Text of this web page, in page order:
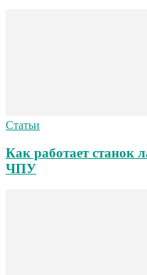
Статьи
Как работает станок
ЧПУ